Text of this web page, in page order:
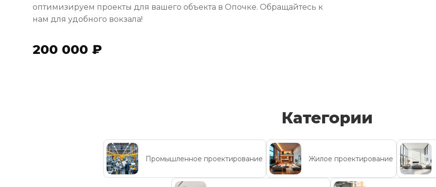
оптимизируем проекты для вашего объекта в Опочке. Обращайтесь к
нам для удобного вокзала!
200 000 ₽
Категории
Промышленное проектирование Жилое проектирование